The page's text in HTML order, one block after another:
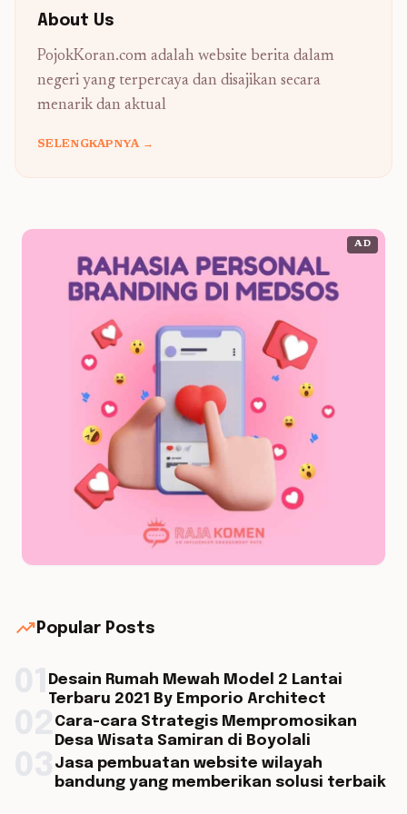
About Us
PojokKoran.com adalah website berita dalam
negeri yang terpercaya dan disajikan secara
menarik dan aktual
SELENGKAPNYA →
AD
trending_up Popular Posts
Desain Rumah Mewah Model 2 Lantai
Terbaru 2021 By Emporio Architect
Cara-cara Strategis Mempromosikan
Desa Wisata Samiran di Boyolali
Jasa pembuatan website wilayah
bandung yang memberikan solusi terbaik